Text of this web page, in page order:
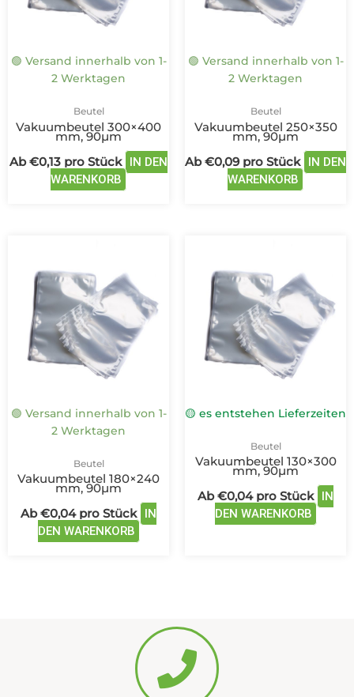
🟢 Versand innerhalb von 1-
2 Werktagen
Beutel
Vakuumbeutel 300×400
mm, 90µm
Ab€0,13 pro Stück
IN DEN
WARENKORB
der
🟢 Versand innerhalb von 1-
2 Werktagen
Beutel
Vakuumbeutel 250×350
mm, 90µm
Ab€0,09pro Stück
IN DEN
WARENKORB
der
🟢 Versand innerhalb von 1-
2 Werktagen
Beutel
Vakuumbeutel 180×240
mm, 90µm
Ab€0,04pro Stück
IN
DEN WARENKORB
mehrere
Varianten
auf.
der
🟡 es entstehen Lieferzeiten
Beutel
Vakuumbeutel 130×300
mm, 90µm
Ab€0,04pro Stück
IN
DEN WARENKORB
auf.
der